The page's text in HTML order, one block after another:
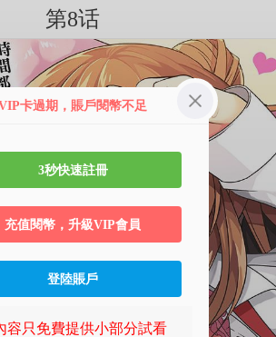
第8话
卡過期，賬戶閱幣不足
3秒快速註冊
充值閱幣，升級VIP會員
登陸賬戶
容只免費提供小部分試看